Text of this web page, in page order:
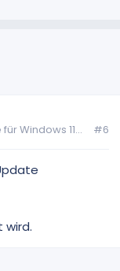
Windows 11...
#6
wird.